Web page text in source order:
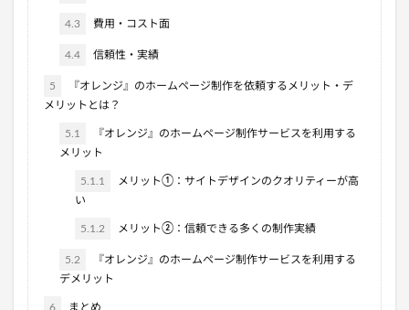
4.3 費用・コスト面
4.4 信頼性・実績
5
『オレンジ』のホームページ制作を依頼するメリット・デ
メリットとは？
5.1
『オレンジ』のホームページ制作サービスを利用する
メリット
5.1.1
メリット①：サイトデザインのクオリティーが高
い
5.1.2 メリット②：信頼できる多くの制作実績
5.2
『オレンジ』のホームページ制作サービスを利用する
デメリット
6 まとめ